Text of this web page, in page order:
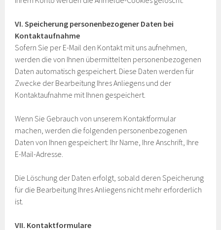
VI. Speicherung personenbezogener Daten bei
Kontaktaufnahme
Sofern Sie per E-Mail den Kontakt mit uns aufnehmen,
werden die von Ihnen übermittelten personenbezogenen
Daten automatisch gespeichert. Diese Daten werden für
Zwecke der Bearbeitung Ihres Anliegens und der
Kontaktaufnahme mit Ihnen gespeichert.
Wenn Sie Gebrauch von unserem Kontaktformular
machen, werden die folgenden personenbezogenen
Daten von Ihnen gespeichert: Ihr Name, Ihre Anschrift, Ihre
E-Mail-Adresse.
Die Löschung der Daten erfolgt, sobald deren Speicherung
für die Bearbeitung Ihres Anliegens nicht mehr erforderlich
ist.
VII. Kontaktformulare